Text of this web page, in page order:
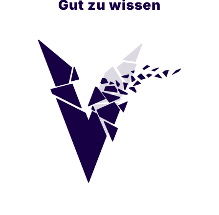
Gut zu wissen